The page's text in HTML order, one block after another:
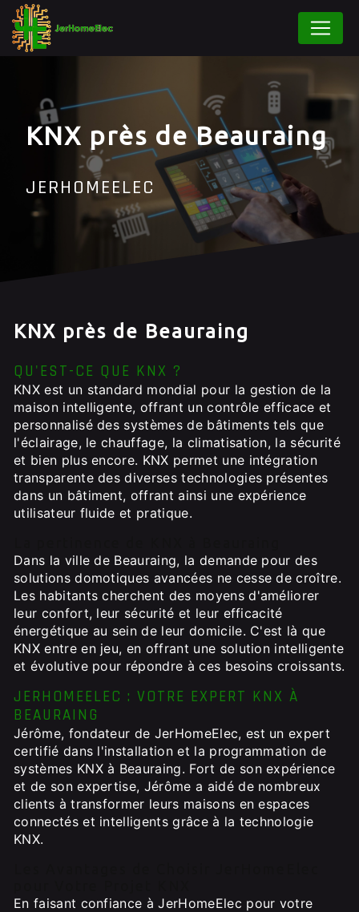
KNX près de Beauraing
JERHOMEELEC
KNX près de Beauraing
QU'EST-CE QUE KNX ?
KNX est un standard mondial pour la gestion de la
maison intelligente, offrant un contrôle efficace et
personnalisé des systèmes de bâtiments tels que
l'éclairage, le chauffage, la climatisation, la sécurité
et bien plus encore. KNX permet une intégration
transparente des diverses technologies présentes
dans un bâtiment, offrant ainsi une expérience
utilisateur fluide et pratique.
Dans la ville de Beauraing, la demande pour des
solutions domotiques avancées ne cesse de croître.
Les habitants cherchent des moyens d'améliorer
leur confort, leur sécurité et leur efficacité
énergétique au sein de leur domicile. C'est là que
KNX entre en jeu, en offrant une solution intelligente
et évolutive pour répondre à ces besoins croissants.
JERHOMEELEC : VOTRE EXPERT KNX À
BEAURAING
Jérôme, fondateur de JerHomeElec, est un expert
certifié dans l'installation et la programmation de
systèmes KNX à Beauraing. Fort de son expérience
et de son expertise, Jérôme a aidé de nombreux
clients à transformer leurs maisons en espaces
connectés et intelligents grâce à la technologie
KNX.
En faisant confiance à JerHomeElec pour votre
Panneau de gestion des cookies